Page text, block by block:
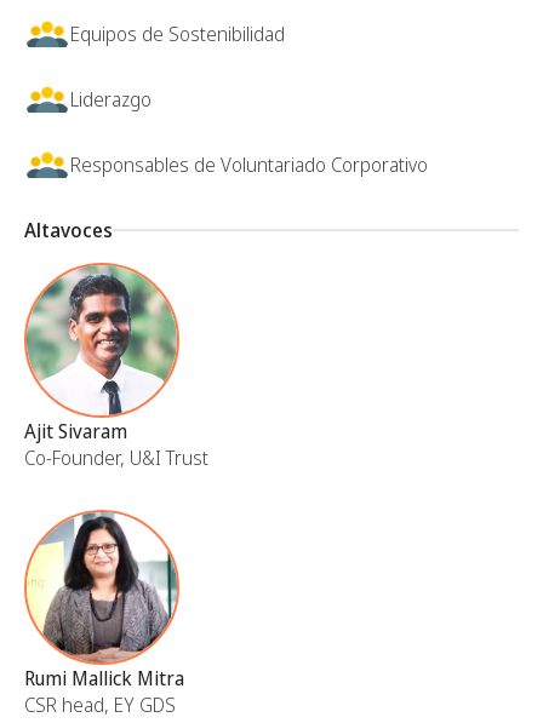
Equipos de Sostenibilidad
Liderazgo
Responsables de Voluntariado Corporativo
Altavoces
Ajit Sivaram
Co-Founder, U&I Trust
Rumi Mallick Mitra
CSR head, EY GDS